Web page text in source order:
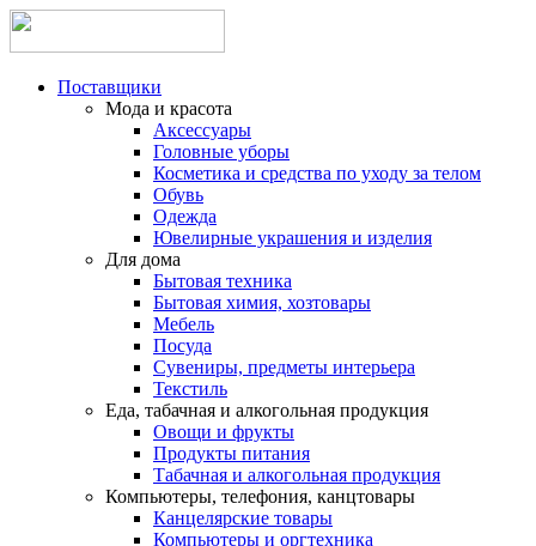
Поставщики
Мода и красота
Аксессуары
Головные уборы
Косметика и средства по уходу за телом
Обувь
Одежда
Ювелирные украшения и изделия
Для дома
Бытовая техника
Бытовая химия, хозтовары
Мебель
Посуда
Сувениры, предметы интерьера
Текстиль
Еда, табачная и алкогольная продукция
Овощи и фрукты
Продукты питания
Табачная и алкогольная продукция
Компьютеры, телефония, канцтовары
Канцелярские товары
Компьютеры и оргтехника